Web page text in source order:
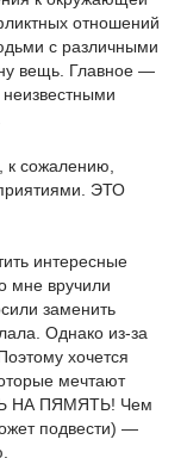
отношений
с различными
вещь. Главное —
к сожалению,
ЭТО
интересные
мне вручили
заменить
Однако из-за
хочется
мечтают
НА ПЯМЯТЬ! Чем
подвести) —